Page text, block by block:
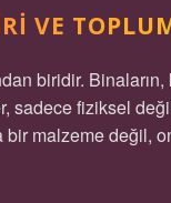
VE
biridir.
fiziksel
bir malzeme değil,